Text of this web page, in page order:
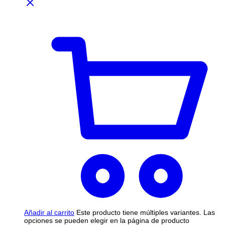
Añadir al carrito Este producto tiene múltiples variantes. Las
opciones se pueden elegir en la página de producto